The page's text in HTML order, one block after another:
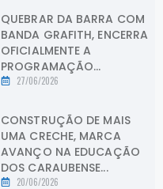
QUEBRAR DA BARRA COM
BANDA GRAFITH, ENCERRA
OFICIALMENTE A
PROGRAMAÇÃO...
27/06/2026
CONSTRUÇÃO DE MAIS
UMA CRECHE, MARCA
AVANÇO NA EDUCAÇÃO
DOS CARAUBENSE...
20/06/2026